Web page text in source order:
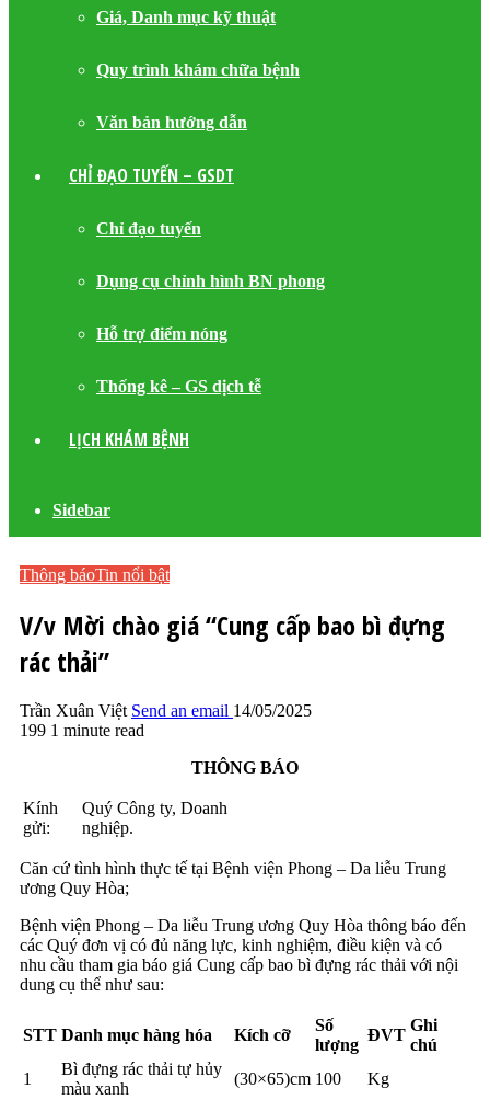
Giá, Danh mục kỹ thuật
Quy trình khám chữa bệnh
Văn bản hướng dẫn
CHỈ ĐẠO TUYẾN – GSDT
Chỉ đạo tuyến
Dụng cụ chỉnh hình BN phong
Hỗ trợ điểm nóng
Thống kê – GS dịch tễ
LỊCH KHÁM BỆNH
Sidebar
Thông báoTin nổi bật
V/v Mời chào giá “Cung cấp bao bì đựng
rác thải”
Trần Xuân Việt Send an email 14/05/2025
199 1 minute read
THÔNG BÁO
Kính
gửi:
Quý Công ty, Doanh
nghiệp.
Căn cứ tình hình thực tế tại Bệnh viện Phong – Da liễu Trung
ương Quy Hòa;
Bệnh viện Phong – Da liễu Trung ương Quy Hòa thông báo đến
các Quý đơn vị có đủ năng lực, kinh nghiệm, điều kiện và có
nhu cầu tham gia báo giá Cung cấp bao bì đựng rác thải với nội
dung cụ thể như sau:
STT Danh mục hàng hóa Kích cỡ
Số
lượng
ĐVT
Ghi
chú
1
Bì đựng rác thải tự hủy
màu xanh
(30×65)cm 100 Kg